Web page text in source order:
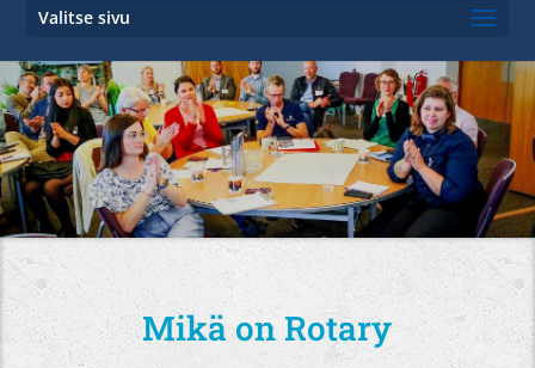
Valitse sivu
Mikä on Rotary